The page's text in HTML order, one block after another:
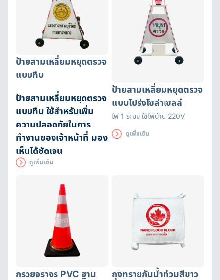
ป้ายสามเหลี่ยมหยุดตรวจ
แบบทึบ
ป้ายสามเหลี่ยมหยุดตรวจ
แบบทึบ ใช้สำหรับเพิ่ม
ความปลอดภัยในการ
ทำงานของเจ้าหน้าที่ มอง
เห็นได้ชัดเจน
ดูเพิ่มเติม
ป้ายสามเหลี่ยมหยุดตรวจ
แบบโปร่งโซล่าเซลล์
ไฟ 1 ระบบ ใช้ไฟบ้าน 220V
ดูเพิ่มเติม
กรวยจราจร PVC ฐาน
ถุงทรายกันน้ำท่วมสีขาว